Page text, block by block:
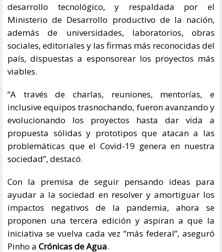
desarrollo tecnológico, y respaldada por el
Ministerio de Desarrollo productivo de la nación,
además de universidades, laboratorios, obras
sociales, editoriales y las firmas más reconocidas del
país, dispuestas a esponsorear los proyectos más
viables.
“A través de charlas, reuniones, mentorías, e
inclusive equipos trasnochando, fueron avanzando y
evolucionando los proyectos hasta dar vida a
propuesta sólidas y prototipos que atacan a las
problemáticas que el Covid-19 genera en nuestra
sociedad”, destacó.
Con la premisa de seguir pensando ideas para
ayudar a la sociedad en resolver y amortiguar los
impactos negativos de la pandemia, ahora se
proponen una tercera edición y aspiran a que la
iniciativa se vuelva cada vez “más federal”, aseguró
Pinho a Crónicas de Agua.